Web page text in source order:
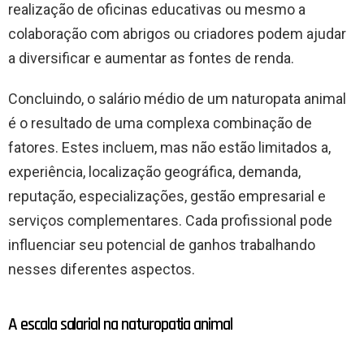
realização de oficinas educativas ou mesmo a
colaboração com abrigos ou criadores podem ajudar
a diversificar e aumentar as fontes de renda.
Concluindo, o salário médio de um naturopata animal
é o resultado de uma complexa combinação de
fatores. Estes incluem, mas não estão limitados a,
experiência, localização geográfica, demanda,
reputação, especializações, gestão empresarial e
serviços complementares. Cada profissional pode
influenciar seu potencial de ganhos trabalhando
nesses diferentes aspectos.
A escala salarial na naturopatia animal